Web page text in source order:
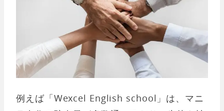
例えば「Wexcel English school」は、マニ